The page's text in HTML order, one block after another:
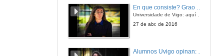
Universidade de Vigo: aquí todo é posible
27 de abr. de 2016
Alumnos Uvigo opinan: Grao en Linguas Estranxeiras